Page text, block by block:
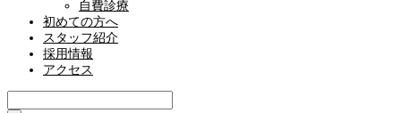
自費診療
初めての方へ
スタッフ紹介
採用情報
アクセス